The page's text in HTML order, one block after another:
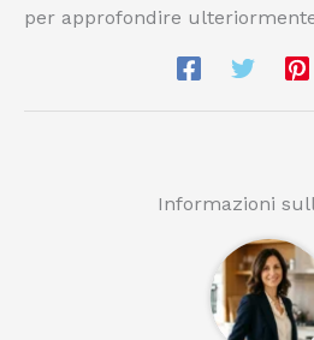
per approfondire
Informazioni